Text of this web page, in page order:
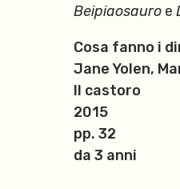
Beipiaosauro e
Cosa fanno i
Jane Yolen,
Il castoro
2015
pp. 32
da 3 anni